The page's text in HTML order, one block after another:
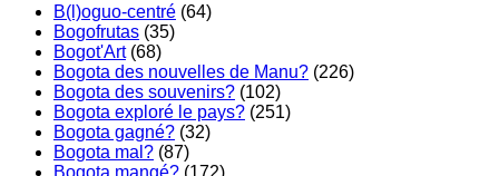
B(l)oguo-centré (64)
Bogofrutas (35)
Bogot'Art(68)
Bogota des nouvelles de Manu? (226)
Bogota des souvenirs? (102)
Bogota exploré le pays? (251)
Bogota gagné? (32)
Bogota mal? (87)
Bogota mangé? (172)